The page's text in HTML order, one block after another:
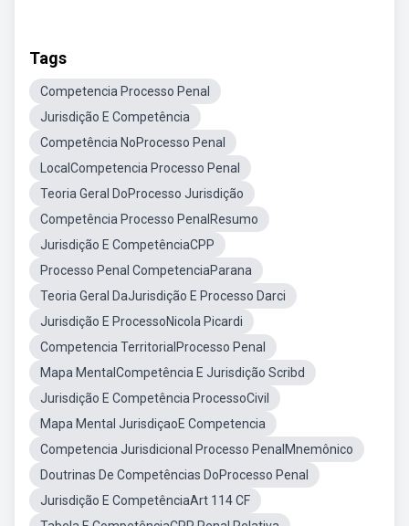
Tags
Competencia Processo Penal
Jurisdição E Competência
Competência NoProcesso Penal
LocalCompetencia Processo Penal
Teoria Geral DoProcesso Jurisdição
Competência Processo PenalResumo
Jurisdição E CompetênciaCPP
Processo Penal CompetenciaParana
Teoria Geral DaJurisdição E Processo Darci
Jurisdição E ProcessoNicola Picardi
Competencia TerritorialProcesso Penal
Mapa MentalCompetência E Jurisdição Scribd
Jurisdição E Competência ProcessoCivil
Mapa Mental JurisdiçaoE Competencia
Competencia Jurisdicional Processo PenalMnemônico
Doutrinas De Competências DoProcesso Penal
Jurisdição E CompetênciaArt 114 CF